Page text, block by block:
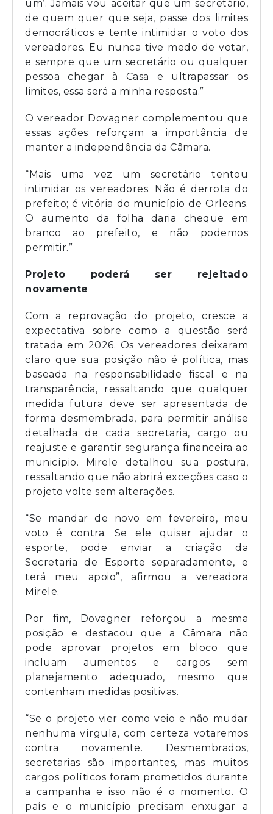
um’. Jamais vou aceitar que um secretário,
de quem quer que seja, passe dos limites
democráticos e tente intimidar o voto dos
vereadores. Eu nunca tive medo de votar,
e sempre que um secretário ou qualquer
pessoa chegar à Casa e ultrapassar os
limites, essa será a minha resposta.”
O vereador Dovagner complementou que
essas ações reforçam a importância de
manter a independência da Câmara.
“Mais uma vez um secretário tentou
intimidar os vereadores. Não é derrota do
prefeito; é vitória do município de Orleans.
O aumento da folha daria cheque em
branco ao prefeito, e não podemos
permitir.”
Projeto poderá ser rejeitado
novamente
Com a reprovação do projeto, cresce a
expectativa sobre como a questão será
tratada em 2026. Os vereadores deixaram
claro que sua posição não é política, mas
baseada na responsabilidade fiscal e na
transparência, ressaltando que qualquer
medida futura deve ser apresentada de
forma desmembrada, para permitir análise
detalhada de cada secretaria, cargo ou
reajuste e garantir segurança financeira ao
município. Mirele detalhou sua postura,
ressaltando que não abrirá exceções caso o
projeto volte sem alterações.
“Se mandar de novo em fevereiro, meu
voto é contra. Se ele quiser ajudar o
esporte, pode enviar a criação da
Secretaria de Esporte separadamente, e
terá meu apoio”, afirmou a vereadora
Mirele.
Por fim, Dovagner reforçou a mesma
posição e destacou que a Câmara não
pode aprovar projetos em bloco que
incluam aumentos e cargos sem
planejamento adequado, mesmo que
contenham medidas positivas.
“Se o projeto vier como veio e não mudar
nenhuma vírgula, com certeza votaremos
contra novamente. Desmembrados,
secretarias são importantes, mas muitos
cargos políticos foram prometidos durante
a campanha e isso não é o momento. O
país e o município precisam enxugar a